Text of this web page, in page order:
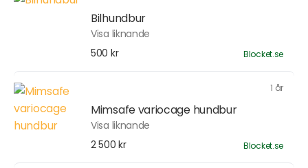
Bilhundbur
Visa liknande
500 kr
Blocket.se
1 år
Mimsafe variocage hundbur
Visa liknande
2 500 kr
Blocket.se